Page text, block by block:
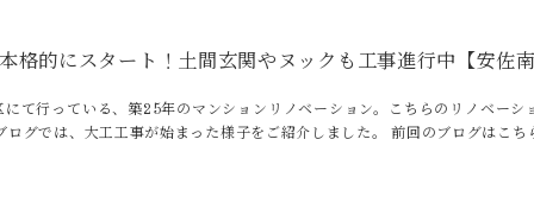
格的にスタート！土間玄関やヌックも工事進行中【安佐
にて行っている、築25年のマンションリノベーション。こちらのリノベー
ログでは、大工工事が始まった様子をご紹介しました。 前回のブログはこち